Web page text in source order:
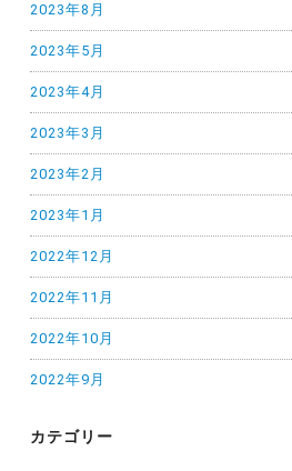
2023年8月
2023年5月
2023年4月
2023年3月
2023年2月
2023年1月
2022年12月
2022年11月
2022年10月
2022年9月
カテゴリー